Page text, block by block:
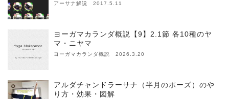
アーサナ解説 2017.5.11
ヨーガマカランダ概説【9】2.1節 各10種のヤ
マ・ニヤマ
ヨーガマカランダ概説 2026.3.20
アルダチャンドラーサナ（半月のポーズ）のや
り方・効果・図解